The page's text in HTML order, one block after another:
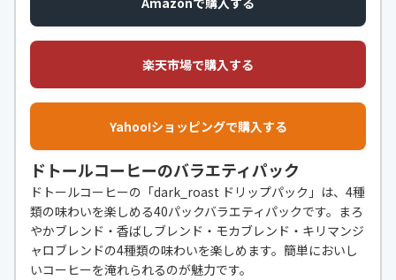
楽天市場で購入する
Yahoo!ショッピングで購入する
ドトールコーヒーのバラエティパック
ドトールコーヒーの「dark_roast ドリップパック」は、4種
類の味わいを楽しめる40パックバラエティパックです。まろ
やかブレンド・香ばしブレンド・モカブレンド・キリマンジ
ャロブレンドの4種類の味わいを楽しめます。簡単においし
いコーヒーを淹れられるのが魅力です。